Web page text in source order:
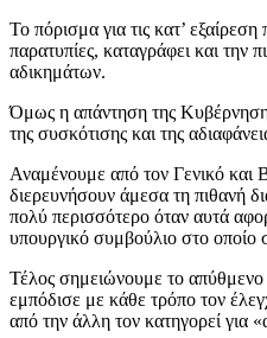
Το πόρισμα για τις κατ’
παρατυπίες, καταγράφει και την
αδικημάτων.
Όμως η απάντηση της
της συσκότισης και της
Αναμένουμε από τον Γενικό και
διερευνήσουν άμεσα τη πιθανή
πολύ περισσότερο όταν αυτά
υπουργικό συμβούλιο στο οποίο
Τέλος σημειώνουμε το
εμπόδισε με κάθε τρόπο τον
από την άλλη τον κατηγορεί